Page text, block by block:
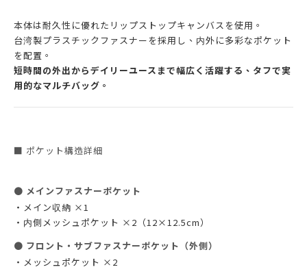
本体は耐久性に優れたリップストップキャンバスを使用。
台湾製プラスチックファスナーを採用し、内外に多彩なポケット
を配置。
短時間の外出からデイリーユースまで幅広く活躍する、タフで実
用的なマルチバッグ。
■ ポケット構造詳細
● メインファスナーポケット
・メイン収納 ×1
・内側メッシュポケット ×2（12×12.5cm）
● フロント・サブファスナーポケット（外側）
・メッシュポケット ×2